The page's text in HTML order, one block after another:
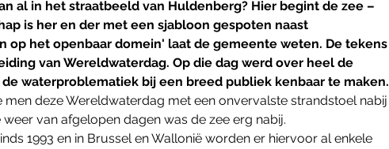
al in het straatbeeld van Huldenberg? Hier begint de zee –
is her en der met een sjabloon gespoten naast
op het openbaar domein' laat de gemeente weten. De tekens
van Wereldwaterdag. Op die dag werd over heel de
waterproblematiek bij een breed publiek kenbaar te maken.
deze Wereldwaterdag met een onvervalste strandstoel nabij
van afgelopen dagen was de zee erg nabij.
1993 en in Brussel en Wallonië worden er hiervoor al enkele